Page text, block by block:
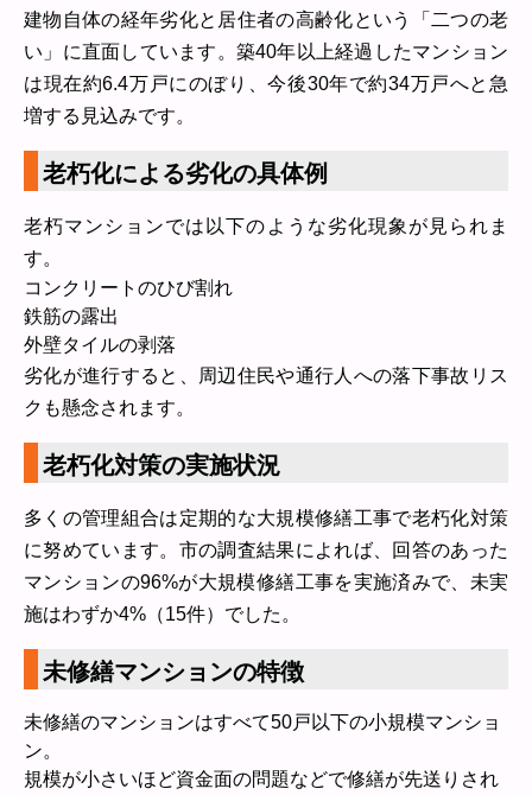
建物自体の経年劣化と居住者の高齢化という「二つの老
い」に直面しています。築40年以上経過したマンション
は現在約6.4万戸にのぼり、今後30年で約34万戸へと急
増する見込みです。
老朽化による劣化の具体例
老朽マンションでは以下のような劣化現象が見られま
す。
コンクリートのひび割れ
鉄筋の露出
外壁タイルの剥落
劣化が進行すると、周辺住民や通行人への落下事故リス
クも懸念されます。
老朽化対策の実施状況
多くの管理組合は定期的な大規模修繕工事で老朽化対策
に努めています。市の調査結果によれば、回答のあった
マンションの96%が大規模修繕工事を実施済みで、未実
施はわずか4%（15件）でした。
未修繕マンションの特徴
未修繕のマンションはすべて50戸以下の小規模マンショ
ン。
規模が小さいほど資金面の問題などで修繕が先送りされ